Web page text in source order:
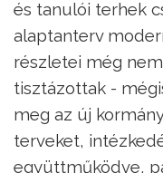
és tanulói terhek
alaptanterv
részletei még
tisztázottak -
meg az új
terveket,
együttműködve,